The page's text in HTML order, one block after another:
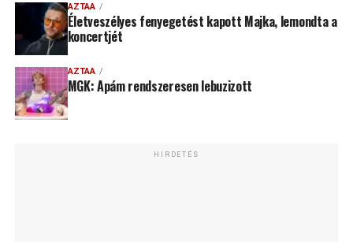
AZTAA
Életveszélyes fenyegetést kapott Majka, lemondta a
koncertjét
AZTAA
MGK: Apám rendszeresen lebuzizott
HIRDETÉS